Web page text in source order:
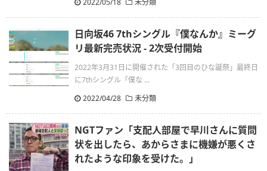
2022/05/18
未分類
日向坂46 7thシングル『僕なんか』ミーグ
リ最新完売状況 - 2次受付開始
2022年3月31日に開催された「3回目のひな誕祭」最終日
に7thシングル「僕な ...
2022/04/28
未分類
NGTファン「支配人部屋で早川さんに質問
状を出したら、あからさまに機嫌が悪くさ
れたような印象を受けた。」